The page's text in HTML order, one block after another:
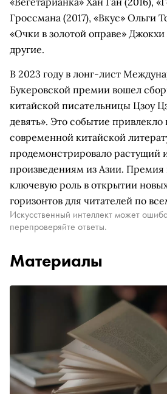
Гроссмана (2017), «Вкус» Ольги
«Очки в золотой оправе» Джокхи
другие.
В 2023 году в лонг-лист
Букеровской премии вошел
китайской писательницы Цзоу
девять». Это событие
современной китайской
продемонстрировало растущий
произведениям из Азии. Премия
ключевую роль в открытии
горизонтов для читателей по
Искусственный интеллект может
перепроверяйте ответы.
Материалы